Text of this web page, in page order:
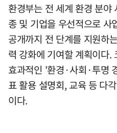
환경부는 전 세계 환경 분야
종 및 기업을 우선적으로 사
공개까지 전 단계를 지원하
력 강화에 기여할 계획이다.
효과적인 '환경·사회·투명
표 활용 설명회, 교육 등 다
이다.